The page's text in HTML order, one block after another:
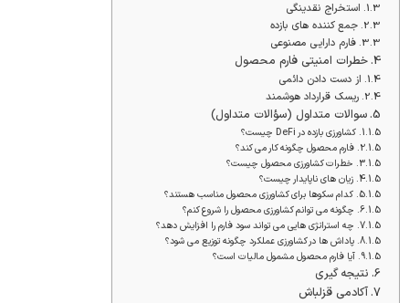
استخراج نقدینگی
جمع کننده های بازده
فارم دارایی مصنوعی
خطرات امنیتی فارم محصول
از دست دادن دائمی
ریسک قرارداد هوشمند
سوالات متداول (سؤالات متداول)
کشاورزی بازده در DeFi چیست؟
فارم محصول چگونه کار می کند؟
خطرات کشاورزی محصول چیست؟
زیان های ناپایدار چیست؟
کدام سکوها برای کشاورزی محصول مناسب هستند؟
چگونه می توانم کشاورزی محصول را شروع کنم؟
چه استراتژی هایی می تواند سود فارم را افزایش دهد؟
پاداش ها در کشاورزی عملکرد چگونه توزیع می شود؟
آیا فارم محصول مشمول مالیات است؟
نتیجه گیری
آکادمی قزلباش